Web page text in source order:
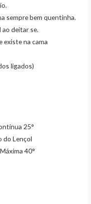
sempre bem quentinha.
ao deitar se.
existe na cama
ligados)
25°
do Lençol
40°